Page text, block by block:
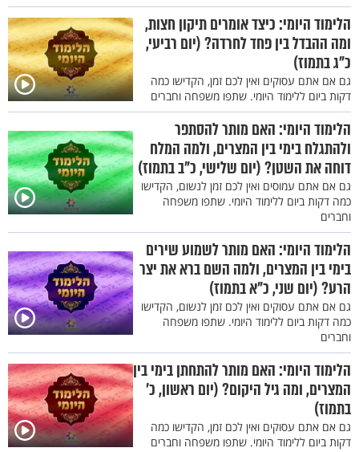
הלימוד היומי: כיצד אומרים תיקון חצות,
ומה ההבדל בין פחד לחרדה? (יום רביעי,
כ"ג בתמוז)
גם אם אתם עסוקים ואין לכם זמן, הקדישו כמה
דקות ביום ללימוד היומי. שתפו משפחה וחברים
הלימוד היומי: האם מותר להסתפר
ולהתגלח בימי בין המצרים, ולמה המלח
דוחה את השטן? (יום שלישי, כ"ב בתמוז)
גם אם אתם עמוסים ואין לכם זמן לנשום, הקדישו
כמה דקות ביום ללימוד היומי. שתפו משפחה
וחברים
הלימוד היומי: האם מותר לשמוע שירים
בימי בין המצרים, ולמה השם ברא את יצר
הרע? (יום שני, כ"א בתמוז)
גם אם אתם עסוקים ואין לכם זמן לנשום, הקדישו
כמה דקות ביום ללימוד היומי. שתפו משפחה
וחברים
הלימוד היומי: האם מותר להתחתן בימי בין
המצרים, ומה גיל היקום? (יום ראשון, כ'
בתמוז)
גם אם אתם עסוקים ואין לכם זמן, הקדישו כמה
דקות ביום ללימוד היומי. שתפו משפחה וחברים